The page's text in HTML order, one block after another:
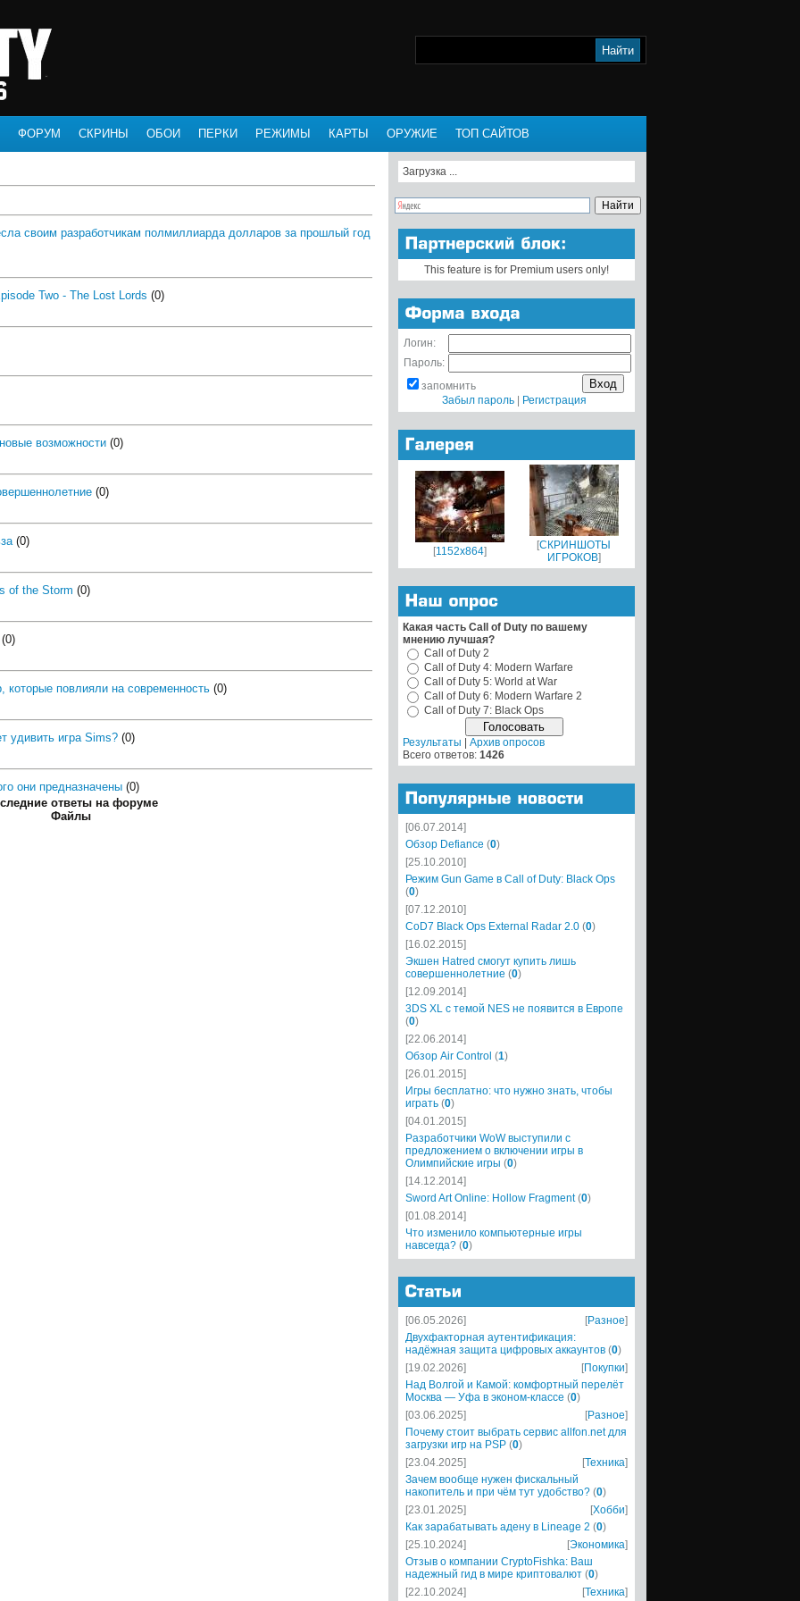
ФОРУМ СКРИНЫ ОБОИ ПЕРКИ РЕЖИМЫ КАРТЫ ОРУЖИЕ ТОП САЙТОВ
своим разработчикам полмиллиарда долларов за прошлый год
Two - The Lost Lords (0)
возможности (0)
(0)
(0)
of the Storm (0)
(0)
которые повлияли на современность (0)
удивить игра Sims? (0)
они предназначены (0)
ответы на форуме
Файлы
Загрузка ...
This feature is for Premium users only!
Логин:
Пароль:
запомнить
Забыл пароль| Регистрация
[1152x864] [СКРИНШОТЫ
ИГРОКОВ]
Какая часть Call of Duty по вашему
мнению лучшая?
Call of Duty 2
Call of Duty 4: Modern Warfare
Call of Duty 5: World at War
Call of Duty 6: Modern Warfare 2
Call of Duty 7: Black Ops
Результаты
Архив опросов
Всего ответов: 1426
[06.07.2014]
Обзор Defiance (0)
[25.10.2010]
Режим Gun Game в Call of Duty: Black Ops
(0)
[07.12.2010]
CoD7 Black Ops External Radar 2.0 (0)
[16.02.2015]
Экшен Hatred смогут купить лишь
совершеннолетние (0)
[12.09.2014]
3DS XL с темой NES не появится в Европе
(0)
[22.06.2014]
Обзор Air Control (1)
[26.01.2015]
Игры бесплатно: что нужно знать, чтобы
играть (0)
[04.01.2015]
Разработчики WoW выступили с
предложением о включении игры в
Олимпийские игры (0)
[14.12.2014]
Sword Art Online: Hollow Fragment (0)
[01.08.2014]
Что изменило компьютерные игры
навсегда? (0)
[06.05.2026] [Разное]
Двухфакторная аутентификация:
надёжная защита цифровых аккаунтов (0)
[19.02.2026]
[Покупки]
Над Волгой и Камой: комфортный перелёт
Москва — Уфа в эконом-классе (0)
[03.06.2025]
[Разное]
Почему стоит выбрать сервис allfon.net для
загрузки игр на PSP (0)
[23.04.2025]
[Техника]
Зачем вообще нужен фискальный
накопитель и при чём тут удобство? (0)
[23.01.2025]
[Хобби]
Как зарабатывать адену в Lineage 2 (0)
[25.10.2024]
[Экономика]
Отзыв о компании CryptoFishka: Ваш
надежный гид в мире криптовалют (0)
[22.10.2024]
[Техника]